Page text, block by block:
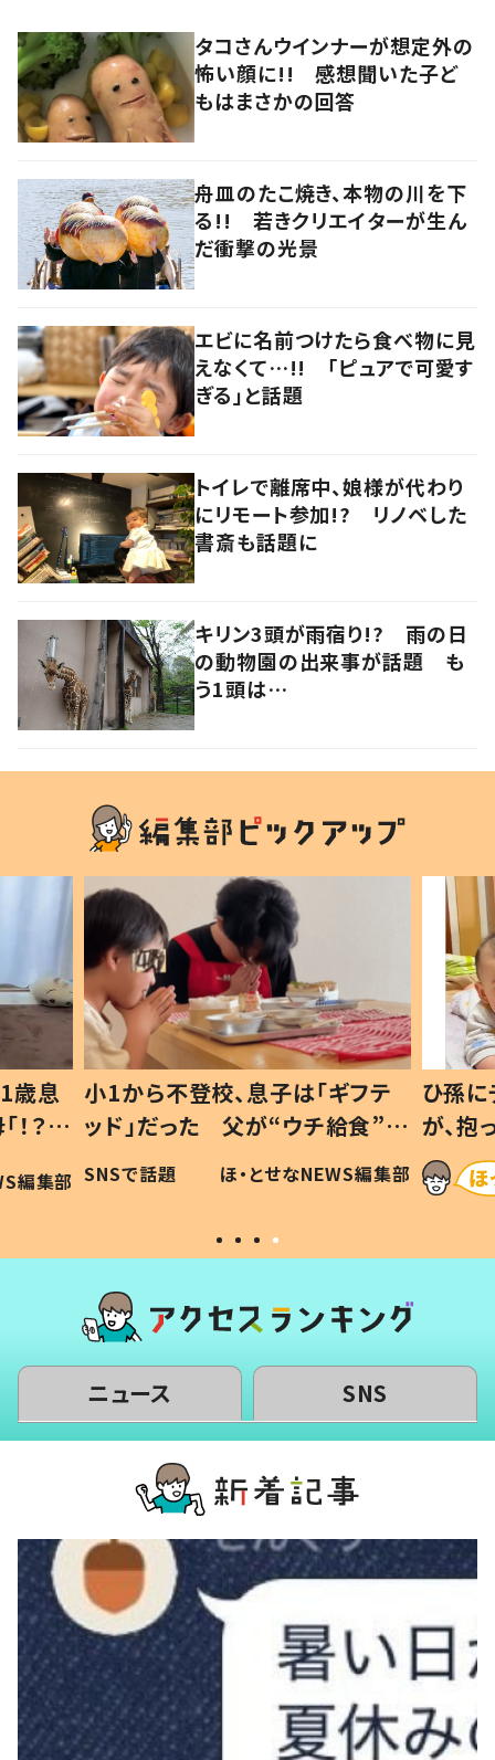
タコさんウインナーが想定外の
怖い顔に!! 感想聞いた子ど
もはまさかの回答
舟皿のたこ焼き、本物の川を下
る!! 若きクリエイターが生ん
だ衝撃の光景
エビに名前つけたら食べ物に見
えなくて…!! 「ピュアで可愛す
ぎる」と話題
トイレで離席中、娘様が代わり
にリモート参加!? リノベした
書斎も話題に
キリン3頭が雨宿り!? 雨の日
の動物園の出来事が話題 も
う1頭は…
歳息
？」
編集部
小1から不登校、息子は「ギフテ
ッド」だった 父が“ウチ給食”を
作り続ける理由とは #令和の親
#令和の子
SNSで話題 ほ・とせなNEWS編集部
ひ孫
が、
「涙が
い」
ニュース SNS